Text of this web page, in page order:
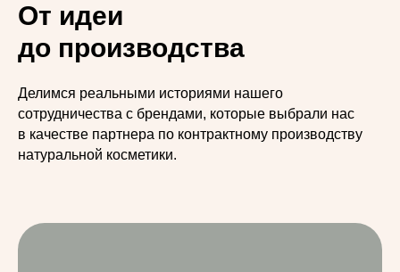
От идеи
до производства
Делимся реальными историями нашего
сотрудничества с брендами, которые выбрали нас
в качестве партнера по контрактному производству
натуральной косметики.